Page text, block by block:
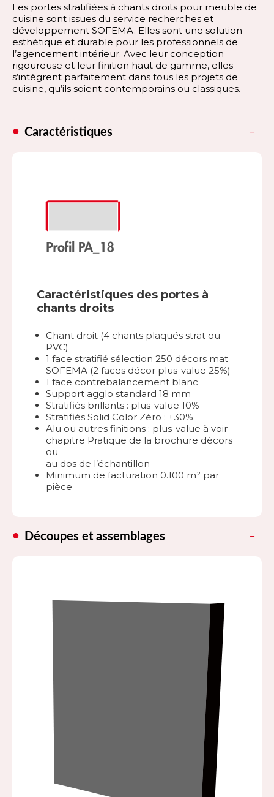
Les portes stratifiées à chants droits pour meuble de
cuisine sont issues du service recherches et
développement SOFEMA. Elles sont une solution
esthétique et durable pour les professionnels de
l’agencement intérieur. Avec leur conception
rigoureuse et leur finition haut de gamme, elles
s’intègrent parfaitement dans tous les projets de
cuisine, qu’ils soient contemporains ou classiques.
Caractéristiques
Caractéristiques des portes à
chants droits
Chant droit (4 chants plaqués strat ou
PVC)
1 face stratifié sélection 250 décors mat
SOFEMA (2 faces décor plus-value 25%)
1 face contrebalancement blanc
Support agglo standard 18 mm
Stratifiés brillants : plus-value 10%
Stratifiés Solid Color Zéro : +30%
Alu ou autres finitions : plus-value à voir
chapitre Pratique de la brochure décors
ou
au dos de l’échantillon
Minimum de facturation 0.100 m² par
pièce
Découpes et assemblages